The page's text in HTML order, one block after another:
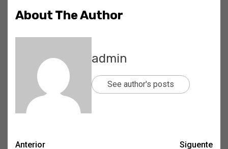
About The Author
admin
See author's posts
Anterior
Siguente